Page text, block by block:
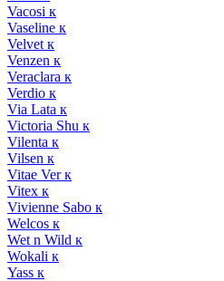
Vacosi к
Vaseline к
Velvet к
Venzen к
Veraclara к
Verdio к
Via Lata к
Victoria Shu к
Vilenta к
Vilsen к
Vitae Ver к
Vitex к
Vivienne Sabo к
Welcos к
Wet n Wild к
Wokali к
Yass к